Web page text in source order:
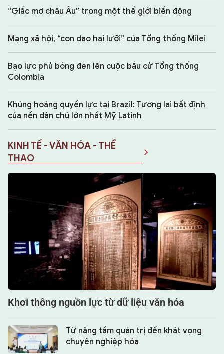
“Giấc mơ châu Âu” trong một thế giới biến động
Mạng xã hội, “con dao hai lưỡi” của Tổng thống Milei
Bạo lực phủ bóng đen lên cuộc bầu cử Tổng thống
Colombia
Khủng hoảng quyền lực tại Brazil: Tương lai bất định
của nền dân chủ lớn nhất Mỹ Latinh
KINH TẾ - VĂN HÓA - THỂ
THAO
Khơi thông nguồn lực từ dữ liệu văn hóa
Từ nâng tầm quản trị đến khát vọng
chuyên nghiệp hóa